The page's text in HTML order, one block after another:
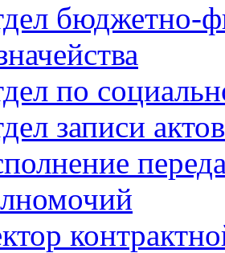
бюджетно-
по
записи